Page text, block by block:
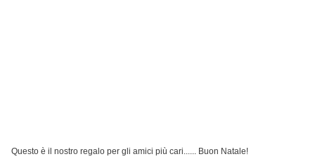
Questo è il nostro regalo per gli amici più cari...... Buon Natale!